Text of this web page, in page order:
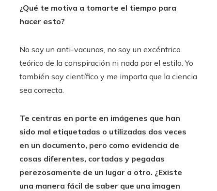
¿Qué te motiva a tomarte el tiempo para
hacer esto?
No soy un anti-vacunas, no soy un excéntrico
teórico de la conspiración ni nada por el estilo. Yo
también soy científico y me importa que la ciencia
sea correcta.
Te centras en parte en imágenes que han
sido mal etiquetadas o utilizadas dos veces
en un documento, pero como evidencia de
cosas diferentes, cortadas y pegadas
perezosamente de un lugar a otro. ¿Existe
una manera fácil de saber que una imagen